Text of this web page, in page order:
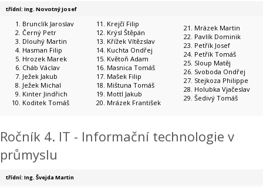
třídní: Ing. Novotný Josef
Brunclík Jaroslav
Černý Petr
Dlouhý Martin
Hasman Filip
Hrozek Marek
Cháb Václav
Ježek Jakub
Ježek Michal
Kinter Jindřich
Koditek Tomáš
Krejčí Filip
Krýsl Štěpán
Křížek Vítězslav
Kuchta Ondřej
Květoň Adam
Masnica Tomáš
Mašek Filip
Mištuna Tomáš
Mottl Jakub
Mrázek František
Mrázek Martin
Pavlík Dominik
Petřík Josef
Petřík Tomáš
Sloup Matěj
Svoboda Ondřej
Stejkoza Philippe
Holubka Vjačeslav
Šedivý Tomáš
Ročník 4. IT - Informační technologie v
průmyslu
třídní: Ing. Švejda Martin